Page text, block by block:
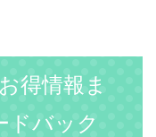
得情報ま
ドバック